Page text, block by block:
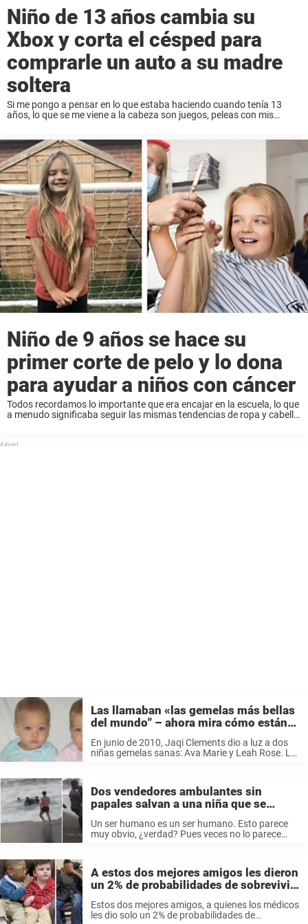
Niño de 13 años cambia su
Xbox y corta el césped para
comprarle un auto a su madre
soltera
Si me pongo a pensar en lo que estaba haciendo cuando tenía 13
años, lo que se me viene a la cabeza son juegos, peleas con mis
Niño de 9 años se hace su
primer corte de pelo y lo dona
para ayudar a niños con cáncer
Todos recordamos lo importante que era encajar en la escuela, lo que
a menudo significaba seguir las mismas tendencias de ropa y cabello
Las llamaban «las gemelas más bellas
del mundo” – ahora mira cómo están
En junio de 2010, Jaqi Clements dio a luz a dos
niñas gemelas sanas: Ava Marie y Leah Rose. La
Dos vendedores ambulantes sin
papales salvan a una niña que se
Un ser humano es un ser humano. Esto parece
muy obvio, ¿verdad? Pues veces no lo parece
A estos dos mejores amigos les dieron
un 2% de probabilidades de sobrevivir
gradúan juntos
Estos dos mejores amigos, a quienes los médicos
les dio solo un 2% de probabilidades de